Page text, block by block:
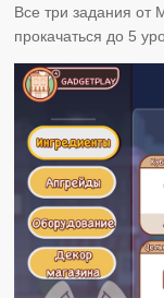
Все три задания от
прокачаться до 5